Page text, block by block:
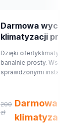
Darmowa
klimatyzacji
Dzięki
banalnie prosty.
sprawdzonymi
Twojego domu lub
200
zł
Darmowa